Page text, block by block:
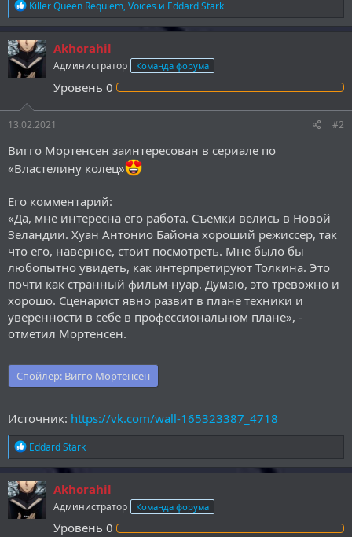
Р
е
а
к
ц
и
и
Killer Queen Requiem,Voices и Eddard Stark
Akhorahil
Администратор Команда форума
Уровень 0
13.02.2021 #2
Вигго Мортенсен заинтересован в сериале по
«Властелину колец»
Его комментарий:
«Да, мне интересна его работа. Съемки велись в Новой
Зеландии. Хуан Антонио Байона хороший режиссер, так
что его, наверное, стоит посмотреть. Мне было бы
любопытно увидеть, как интерпретируют Толкина. Это
почти как странный фильм-нуар. Думаю, это тревожно и
хорошо. Сценарист явно развит в плане техники и
уверенности в себе в профессиональном плане», -
отметил Мортенсен.
Спойлер: Вигго Мортенсен
Источник: https://vk.com/wall-165323387_4718
Р
е
а
к
ц
и
и
Eddard Stark
Akhorahil
Администратор Команда форума
Уровень 0